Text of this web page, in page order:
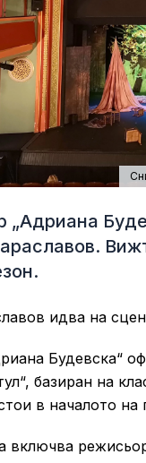
идва на
Будевска“
базиран на
в началото на
включва